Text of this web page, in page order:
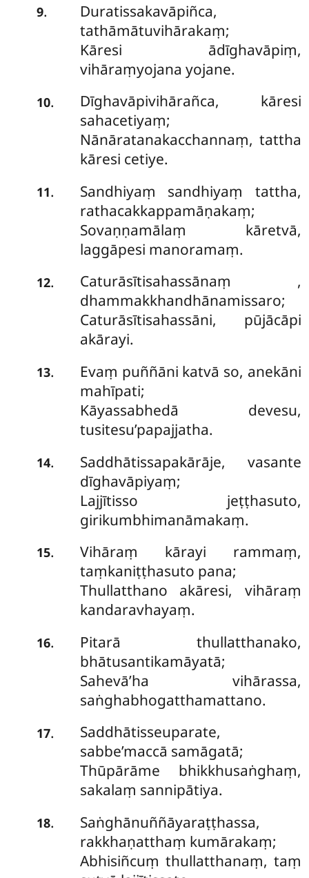
9.
Duratissakavāpiñca,
tathāmātuvihārakaṃ;
Kāresi ādīghavāpiṃ,
vihāraṃyojana yojane.
10.
Dīghavāpivihārañca, kāresi
sahacetiyaṃ;
Nānāratanakacchannaṃ, tattha
kāresi cetiye.
11.
Sandhiyaṃ sandhiyaṃ tattha,
rathacakkappamāṇakaṃ;
Sovaṇṇamālaṃ kāretvā,
laggāpesi manoramaṃ.
12. Caturāsītisahassānaṃ ,
dhammakkhandhānamissaro;
Caturāsītisahassāni, pūjācāpi
akārayi.
13.
Evaṃ puññāni katvā so, anekāni
mahīpati;
Kāyassabhedā devesu,
tusitesu’papajjatha.
14.
Saddhātissapakārāje, vasante
dīghavāpiyaṃ;
Lajjītisso jeṭṭhasuto,
girikumbhimanāmakaṃ.
15.
Vihāraṃ kārayi rammaṃ,
taṃkaniṭṭhasuto pana;
Thullatthano akāresi, vihāraṃ
kandaravhayaṃ.
16.
Pitarā thullatthanako,
bhātusantikamāyatā;
Sahevā’ha vihārassa,
saṅghabhogatthamattano.
17.
Saddhātisseuparate,
sabbe’maccā samāgatā;
Thūpārāme bhikkhusaṅghaṃ,
sakalaṃ sannipātiya.
18.
Saṅghānuññāyaraṭṭhassa,
rakkhaṇatthaṃ kumārakaṃ;
Abhisiñcuṃ thullatthanaṃ, taṃ